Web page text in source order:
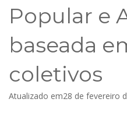
Popular e
baseada
coletivos
Atualizado em28 de fevereiro